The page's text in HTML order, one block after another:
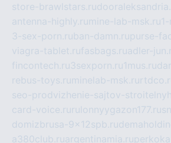
store-brawlstars.ru
antenna-highly.ru mine-lab-msk.ru
3-sex-porn.ruban-damn.rupurse-
viagra-tablet.rufasbags.ruadler-
fincontech.ru3sexporn.ru1mus.ru
rebus-toys.ru minelab-msk.ru
seo-prodvizhenie-sajtov-
card-voice.ru rulonnyygazon177.ru
domizbrusa-9x12spb.ru
a380club.ruargentinamia.ru